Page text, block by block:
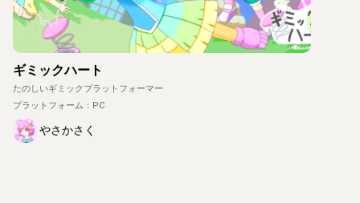
ギミックハート
たのしいギミックプラットフォーマー
プラットフォーム： PC
やさかさく